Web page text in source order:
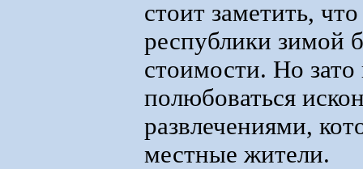
стоит заметить,
республики зимой
стоимости. Но
полюбоваться
развлечениями,
местные жители.